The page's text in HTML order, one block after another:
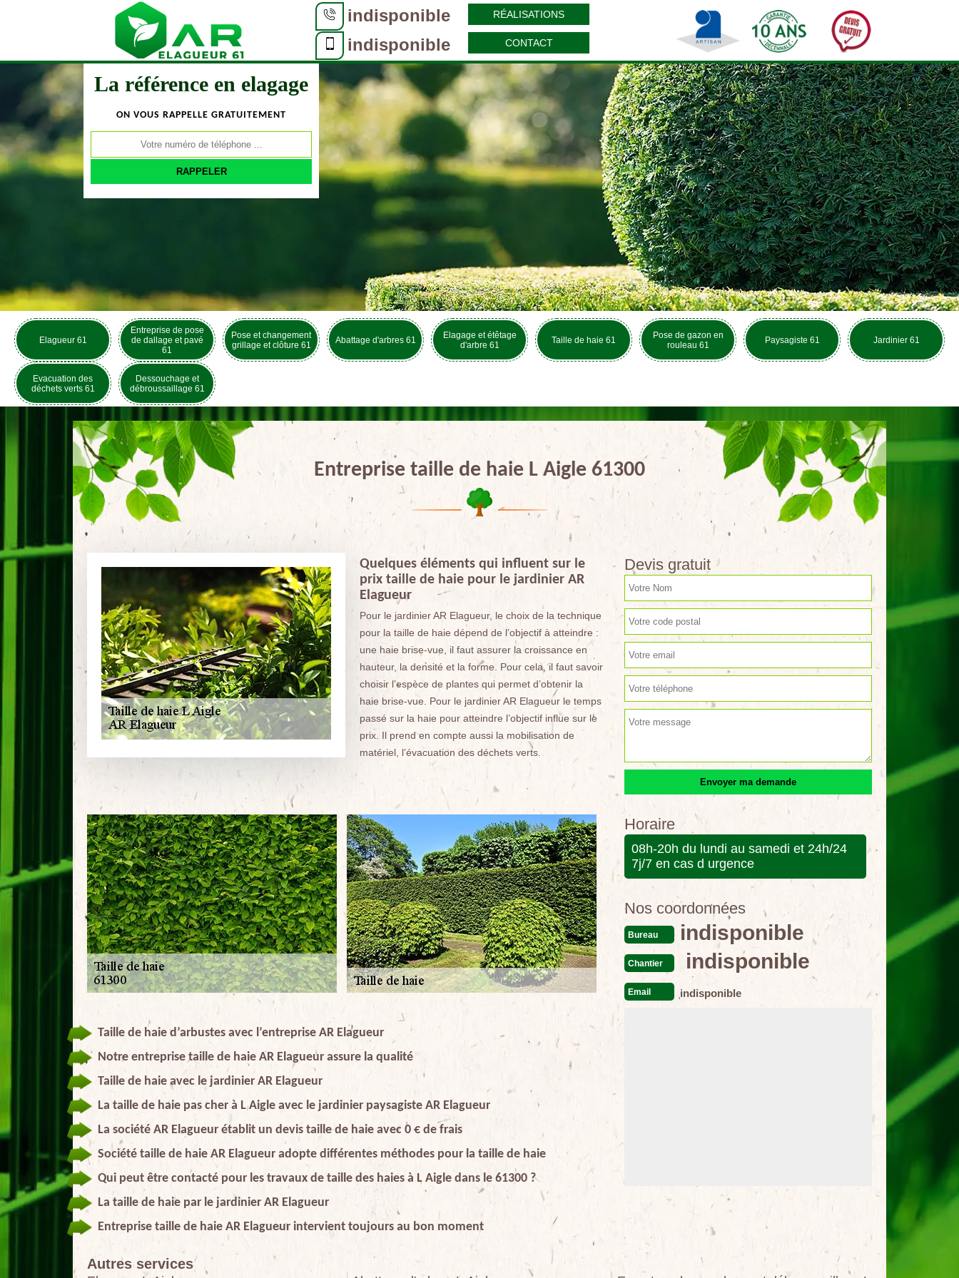
indisponible
indisponible
RÉALISATIONS
CONTACT
La référence en elagage
ON VOUS RAPPELLE GRATUITEMENT
Elagueur 61
Entreprise de pose
de dallage et pavé
61
Pose et changement
grillage et clôture 61
Abattage d'arbres 61
Elagage et étêtage
d'arbre 61
Taille de haie 61
Pose de gazon en
rouleau 61
Paysagiste 61 Jardinier 61
Evacuation des
déchets verts 61
Dessouchage et
débroussaillage 61
Entreprise taille de haie L Aigle 61300
Quelques éléments qui influent sur le
prix taille de haie pour le jardinier AR
Elagueur
Pour le jardinier AR Elagueur, le choix de la technique
pour la taille de haie dépend de l’objectif à atteindre :
une haie brise-vue, il faut assurer la croissance en
hauteur, la densité et la forme. Pour cela, il faut savoir
choisir l’espèce de plantes qui permet d’obtenir la
haie brise-vue. Pour le jardinier AR Elagueur le temps
passé sur la haie pour atteindre l’objectif influe sur le
prix. Il prend en compte aussi la mobilisation de
matériel, l’évacuation des déchets verts.
Taille de haie d’arbustes avec l’entreprise AR Elagueur
Notre entreprise taille de haie AR Elagueur assure la qualité
Taille de haie avec le jardinier AR Elagueur
La taille de haie pas cher à L Aigle avec le jardinier paysagiste AR Elagueur
La société AR Elagueur établit un devis taille de haie avec 0 € de frais
Société taille de haie AR Elagueur adopte différentes méthodes pour la taille de haie
Qui peut être contacté pour les travaux de taille des haies à L Aigle dans le 61300 ?
La taille de haie par le jardinier AR Elagueur
Entreprise taille de haie AR Elagueur intervient toujours au bon moment
Devis gratuit
Horaire
08h-20h du lundi au samedi et 24h/24
7j/7 en cas d urgence
Nos coordonnées
Bureau indisponible
Chantier indisponible
Email indisponible
Autres services